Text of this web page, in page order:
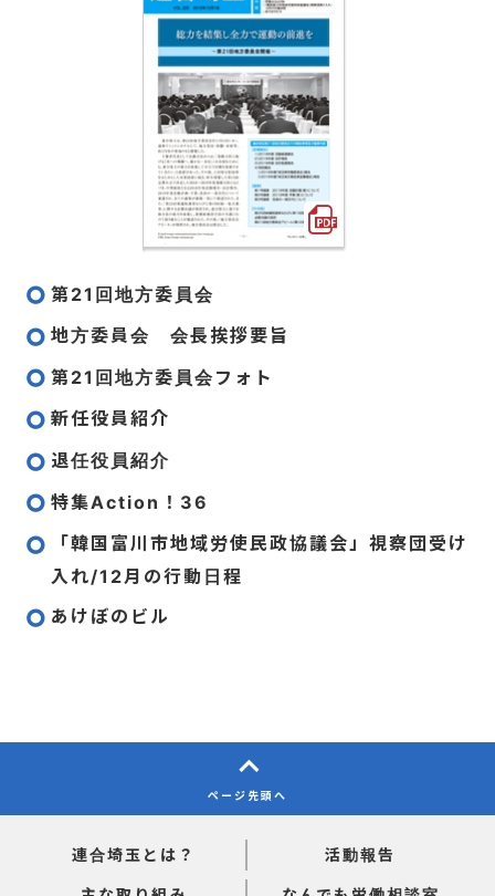
第21回地方委員会
地方委員会 会長挨拶要旨
第21回地方委員会フォト
新任役員紹介
退任役員紹介
特集Action！36
「韓国富川市地域労使民政協議会」視察団受け
入れ/12月の行動日程
あけぼのビル
ページ先頭へ
連合埼玉とは？ 活動報告